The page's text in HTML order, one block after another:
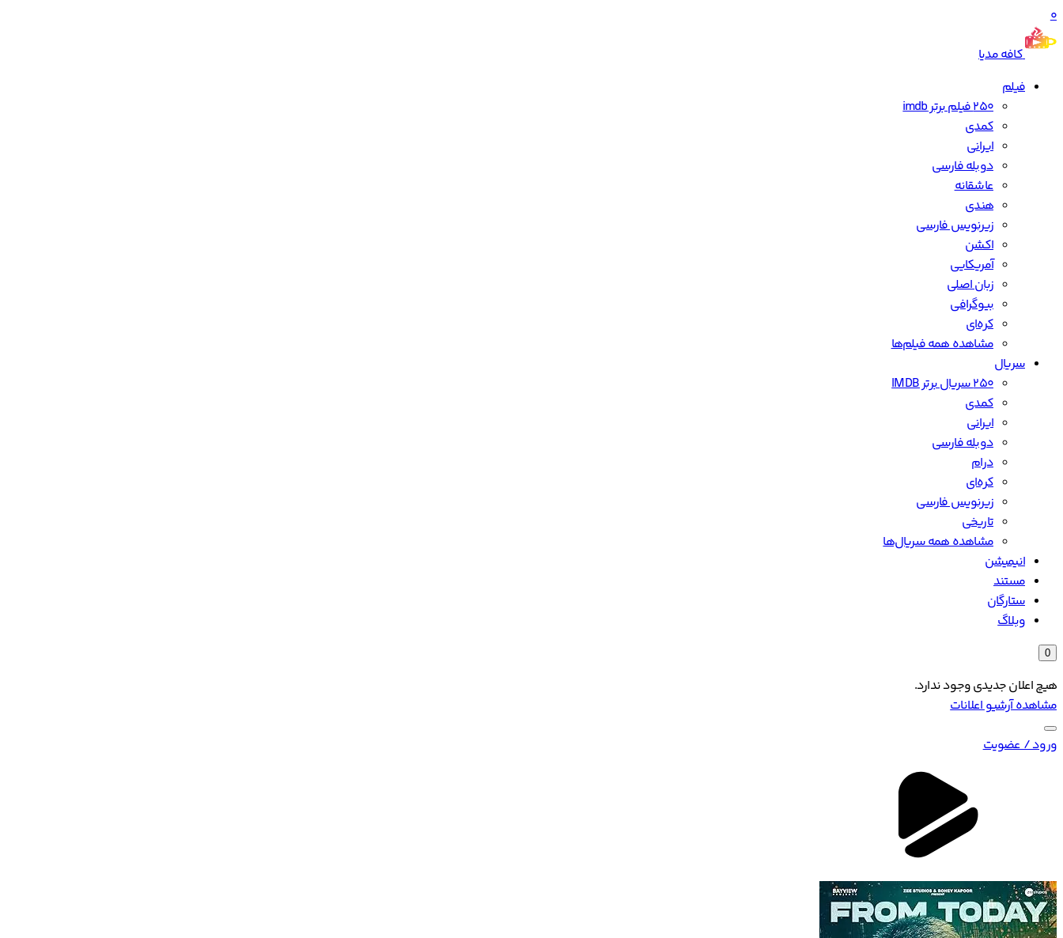
0
کافه مدیا
فیلم
250 فیلم برتر imdb
کمدی
ایرانی
دوبله فارسی
عاشقانه
هندی
زیرنویس فارسی
اکشن
آمریکایی
زبان اصلی
بیوگرافی
کره‌ای
مشاهده همه فیلم‌ها
سریال
۲۵۰ سریال برتر IMDB
کمدی
ایرانی
دوبله فارسی
درام
کره‌ای
زیرنویس فارسی
تاریخی
مشاهده همه سریال‌ها
انیمیشن
مستند
ستارگان
وبلاگ
0
هیچ اعلان جدیدی وجود ندارد.
مشاهده آرشیو اعلانات
ورود / عضویت